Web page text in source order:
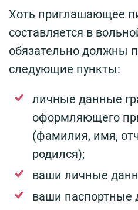
Хоть приглашающее
составляется в
обязательно должны
следующие пункты:
личные данные
оформляющего
(фамилия, имя,
родился);
ваши личные
ваши паспортные